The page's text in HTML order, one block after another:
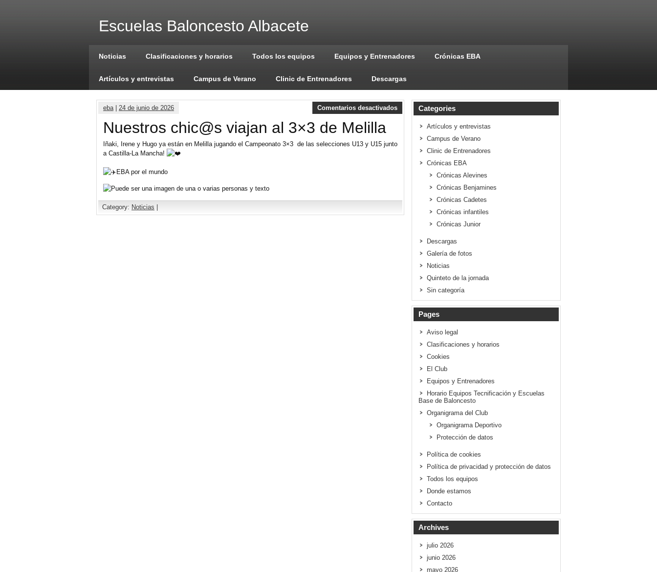
Escuelas Baloncesto Albacete
Noticias Clasificaciones y horarios Todos los equipos Equipos y Entrenadores Crónicas EBA
Artículos y entrevistas Campus de Verano Clinic de Entrenadores Descargas
eba| 24 de junio de 2026 Comentarios desactivados
Nuestros chic@s viajan al 3×3 de Melilla
Iñaki, Irene y Hugo ya están en Melilla jugando el Campeonato 3×3 de las selecciones U13 y U15 junto
a Castilla-La Mancha!
EBA por el mundo
Category: Noticias
Categories
Artículos y entrevistas
Campus de Verano
Clinic de Entrenadores
Crónicas EBA
Crónicas Alevines
Crónicas Benjamines
Crónicas Cadetes
Crónicas infantiles
Crónicas Junior
Descargas
Galería de fotos
Noticias
Quinteto de la jornada
Sin categoría
Pages
Aviso legal
Clasificaciones y horarios
Cookies
El Club
Equipos y Entrenadores
Horario Equipos Tecnificación y Escuelas
Base de Baloncesto
Organigrama del Club
Organigrama Deportivo
Protección de datos
Política de cookies
Política de privacidad y protección de datos
Todos los equipos
Donde estamos
Contacto
Archives
julio 2026
junio 2026
mayo 2026